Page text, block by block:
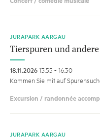
JURAPARK AARGAU
Tierspuren und
18.11.202613:55 - 16:30
Kommen Sie mit auf
Excursion / randonnée
JURAPARK AARGAU